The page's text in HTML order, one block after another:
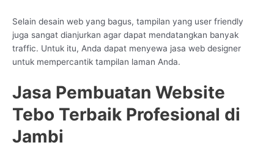
Selain desain web yang bagus, tampilan yang user friendly
juga sangat dianjurkan agar dapat mendatangkan banyak
traffic. Untuk itu, Anda dapat menyewa jasa web designer
untuk mempercantik tampilan laman Anda.
Jasa Pembuatan Website
Tebo Terbaik Profesional di
Jambi